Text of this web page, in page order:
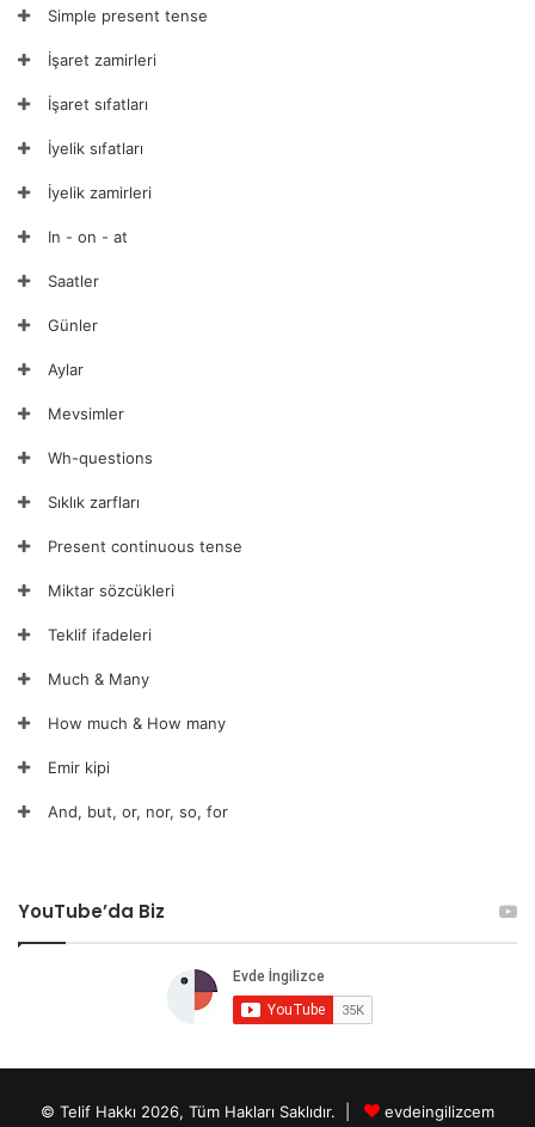
Simple present tense
İşaret zamirleri
İşaret sıfatları
İyelik sıfatları
İyelik zamirleri
In - on - at
Saatler
Günler
Aylar
Mevsimler
Wh-questions
Sıklık zarfları
Present continuous tense
Miktar sözcükleri
Teklif ifadeleri
Much & Many
How much & How many
Emir kipi
And, but, or, nor, so, for
YouTube’da Biz
© Telif Hakkı 2026, Tüm Hakları Saklıdır. | evdeingilizcem